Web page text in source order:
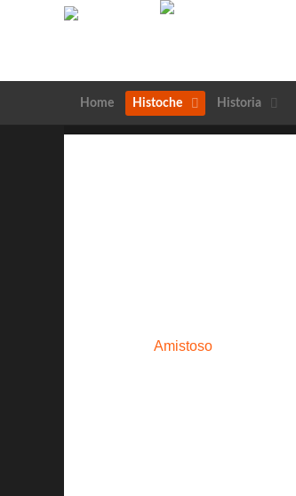
Home Histoche Historia
Amistoso